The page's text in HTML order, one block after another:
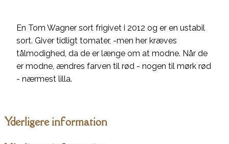
En Tom Wagner sort frigivet i 2012 og er en ustabil
sort. Giver tidligt tomater, -men her kræves
tålmodighed, da de er længe om at modne. Når de
er modne, ændres farven til rød - nogen til mørk rød
- nærmest lilla.
Yderligere information